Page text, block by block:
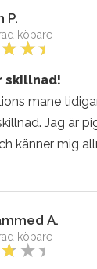
P.
köpare
skillnad!
mane
Jag är
känner mig
A.
köpare